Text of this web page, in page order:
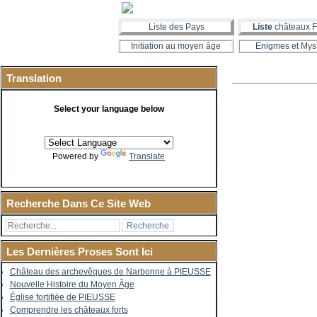
Liste des Pays Liste châteaux
Initiation au moyen âge
Enigmes et
Translation
Select your language below
Powered by Translate
Recherche Dans Ce Site Web
Les Dernières Proses Sont Ici
Château des archevêques de Narbonne à PIEUSSE
Nouvelle Histoire du Moyen Âge
Église fortifiée de PIEUSSE
Comprendre les châteaux forts